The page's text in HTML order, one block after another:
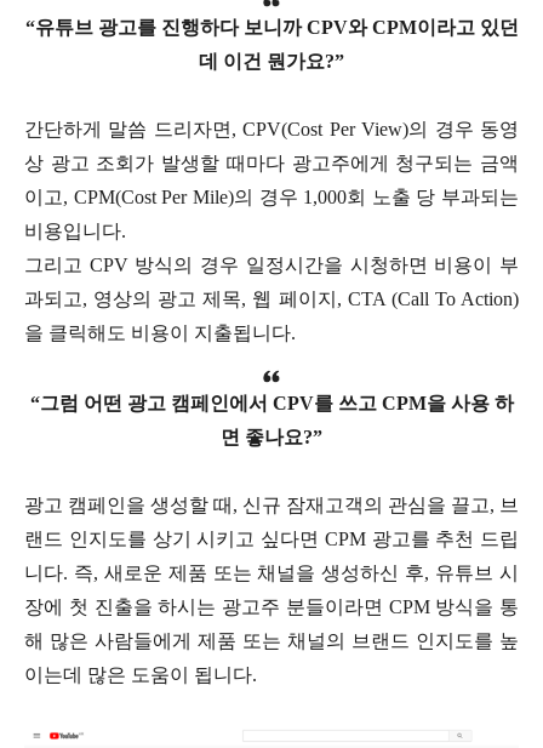
“유튜브 광고를 진행하다 보니까 CPV와 CPM이라고 있던
데 이건 뭔가요?”
간단하게 말씀 드리자면, CPV(Cost Per View)의 경우 동영
상 광고 조회가 발생할 때마다 광고주에게 청구되는 금액
이고, CPM(Cost Per Mile)의 경우 1,000회 노출 당 부과되는
비용입니다.
그리고 CPV 방식의 경우 일정시간을 시청하면 비용이 부
과되고, 영상의 광고 제목, 웹 페이지, CTA (Call To Action)
을 클릭해도 비용이 지출됩니다.
“그럼 어떤 광고 캠페인에서 CPV를 쓰고 CPM을 사용 하
면 좋나요?”
광고 캠페인을 생성할 때, 신규 잠재고객의 관심을 끌고, 브
랜드 인지도를 상기 시키고 싶다면 CPM 광고를 추천 드립
니다. 즉, 새로운 제품 또는 채널을 생성하신 후, 유튜브 시
장에 첫 진출을 하시는 광고주 분들이라면 CPM 방식을 통
해 많은 사람들에게 제품 또는 채널의 브랜드 인지도를 높
이는데 많은 도움이 됩니다.